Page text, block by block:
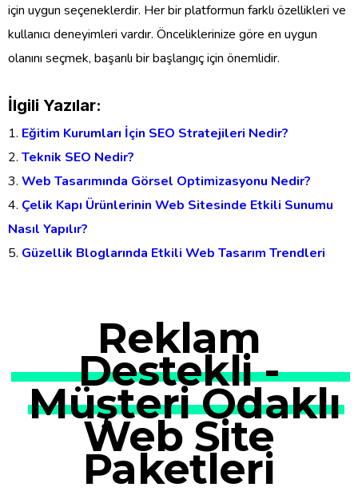
için uygun seçeneklerdir. Her bir platformun farklı özellikleri ve
kullanıcı deneyimleri vardır. Önceliklerinize göre en uygun
olanını seçmek, başarılı bir başlangıç için önemlidir.
İlgili Yazılar:
Eğitim Kurumları İçin SEO Stratejileri Nedir?
Teknik SEO Nedir?
Web Tasarımında Görsel Optimizasyonu Nedir?
Çelik Kapı Ürünlerinin Web Sitesinde Etkili Sunumu
Nasıl Yapılır?
Güzellik Bloglarında Etkili Web Tasarım Trendleri
Reklam
Destekli -
Müşteri Odaklı
Web Site
Paketleri